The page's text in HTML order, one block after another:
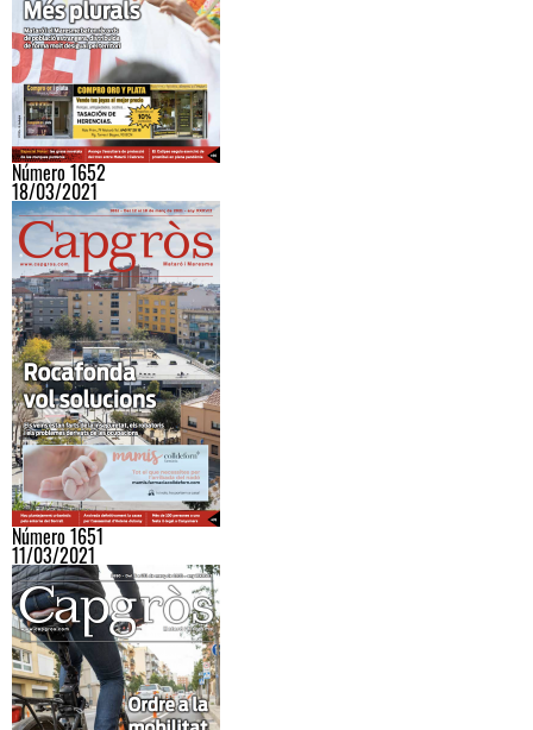
Número 1652
18/03/2021
Número 1651
11/03/2021